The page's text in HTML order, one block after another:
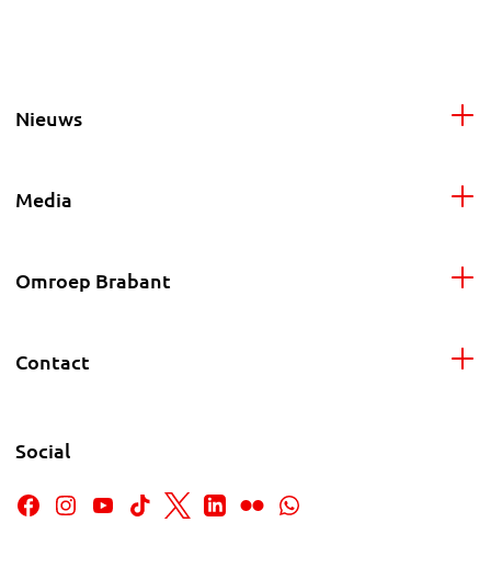
Nieuws
Media
Omroep Brabant
Contact
Social